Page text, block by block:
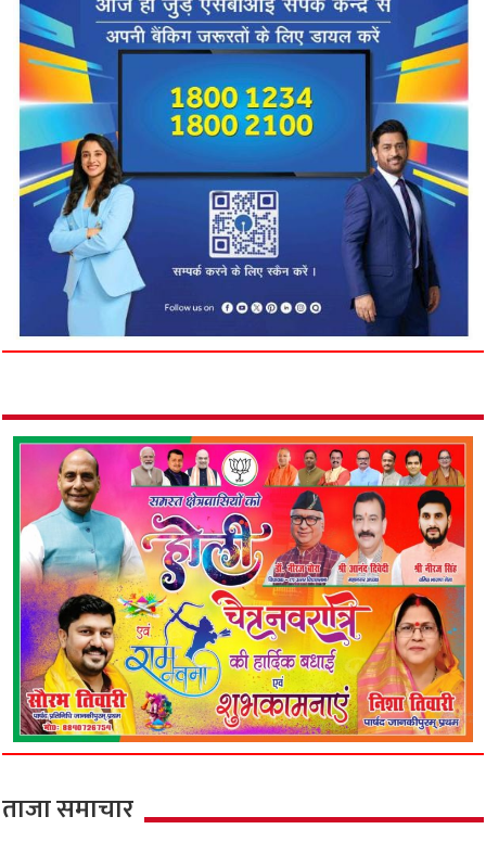
ताजा समाचार